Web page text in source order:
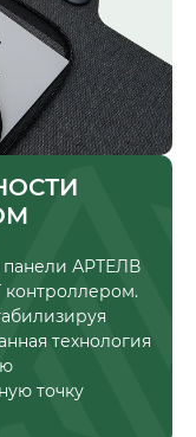
панели АРТЕЛВ
контроллером.
технология
точку